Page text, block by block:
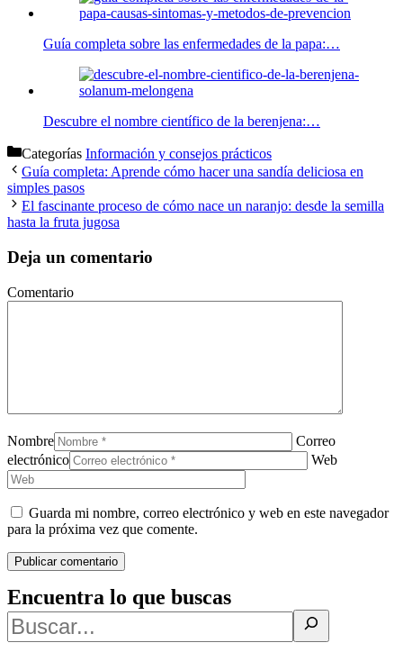
Guía completa sobre las enfermedades de la papa:…
Descubre el nombre científico de la berenjena:…
Categorías Información y consejos prácticos
Guía completa: Aprende cómo hacer una sandía deliciosa en
simples pasos
El fascinante proceso de cómo nace un naranjo: desde la semilla
hasta la fruta jugosa
Deja un comentario
Comentario
Nombre
Correo
electrónico
Web
Guarda mi nombre, correo electrónico y web en este navegador
para la próxima vez que comente.
Encuentra lo que buscas